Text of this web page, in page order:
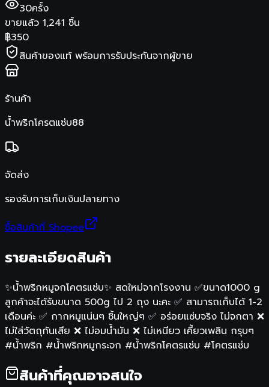
30ครั้ง
ขายแล้ว 1,241 ชิ้น
฿350
สินค้าของแท้ พร้อมการรับประกันจากผู้ขาย
ร้านค้า
น้ำพริกโครตแซ่บ88
จัดส่ง
รองรับการเก็บเงินปลายทาง
ซื้อสินค้าที่ Shopee
รายละเอียดสินค้า
✨น้ำพริกหมูจกโคตรแซ่บ✨ สดใหม่จากโรงงาน ✅ขนาด1000 g
ลูกค้าจะได้รับขนาด 500g ไป 2 ถุง นะคะ ✅ สามารถเก็บได้ 1-2
เดือนค่ะ ✅ กากหมูแน่นๆ ชิ้นใหญ่ๆ ✅ อร่อยแซ่บจริง ไม่จกตา ❌
ไม่ใส่วัตถุกันเสีย ❌ ไม่อมน้ำมัน ❌ ไม่เหนียว เคี้ยวเพลิน กรุบๆ
#น้ำพริก #น้ำพริกหมูกระจก #น้ำพริกโคตรแซ่บ #โคตรแซ่บ
สินค้าที่คุณอาจสนใจ